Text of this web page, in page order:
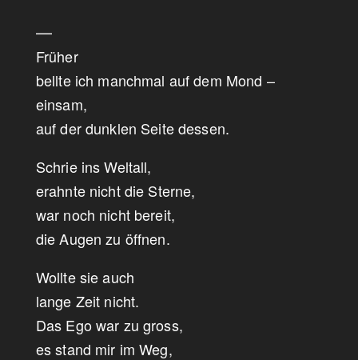
—
Früher
bellte ich manchmal auf dem Mond –
einsam,
auf der dunklen Seite dessen.
Schrie ins Weltall,
erahnte nicht die Sterne,
war noch nicht bereit,
die Augen zu öffnen.
Wollte sie auch
lange Zeit nicht.
Das Ego war zu gross,
es stand mir im Weg,